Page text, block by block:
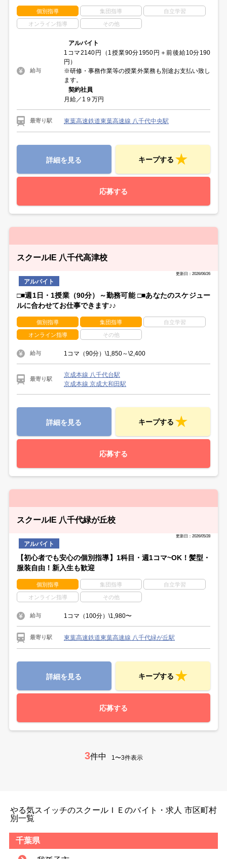
個別指導 集団指導 自立学習
オンライン指導 その他
給与
アルバイト
1コマ2140円（1授業90分1950円＋前後給10分190
円）
※研修・事務作業等の授業外業務も別途お支払い致し
ます。
契約社員
月給／1９万円
最寄り駅 東葉高速鉄道東葉高速線 八千代中央駅
詳細を見る キープする
応募する
スクールIE 八千代高津校
更新日：2026/06/26
アルバイト
□■週1日・1授業（90分）～勤務可能 □■あなたのスケジュー
ルに合わせてお仕事できます♪♪
個別指導 集団指導 自立学習
オンライン指導 その他
給与 1コマ（90分）\1,850～\2,400
最寄り駅
京成本線 八千代台駅
京成本線 京成大和田駅
詳細を見る キープする
応募する
スクールIE 八千代緑が丘校
更新日：2026/05/28
アルバイト
【初心者でも安心の個別指導】1科目・週1コマ~OK！髪型・
服装自由！新入生も歓迎
個別指導 集団指導 自立学習
オンライン指導 その他
給与 1コマ（100分）\1,980〜
最寄り駅 東葉高速鉄道東葉高速線 八千代緑が丘駅
詳細を見る キープする
応募する
3件中 1〜3件表示
やる気スイッチのスクールＩＥのバイト・求人 市区町村
別一覧
千葉県